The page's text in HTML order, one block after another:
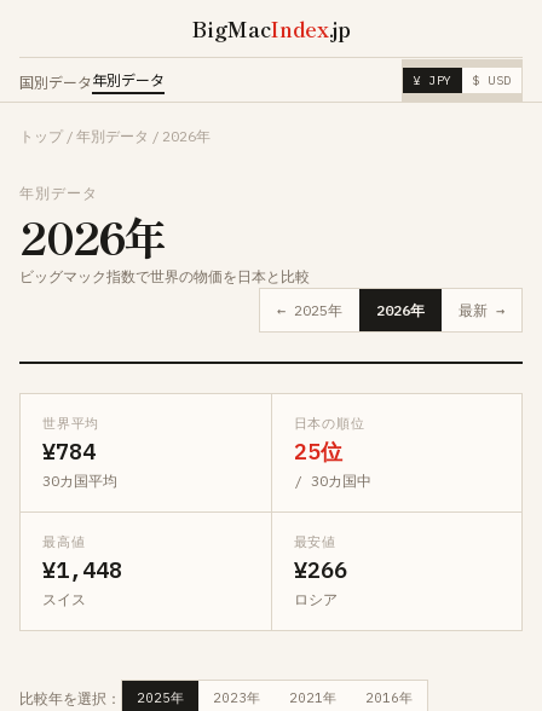
BigMacIndex.jp
国別データ年別データ ¥ JPY $ USD
トップ / 年別データ / 2026年
年別データ
2026年
ビッグマック指数で世界の物価を日本と比較
← 2025年
2026年 最新 →
世界平均
¥784
30カ国平均
日本の順位
25位
/ 30カ国中
最高値
¥1,448
スイス
最安値
¥266
ロシア
比較年を選択： 2025年 2023年 2021年
2016年